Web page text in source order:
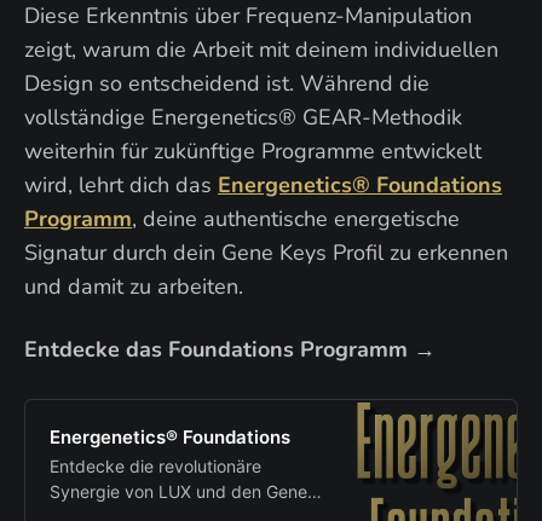
Diese Erkenntnis über Frequenz-Manipulation
zeigt, warum die Arbeit mit deinem individuellen
Design so entscheidend ist. Während die
vollständige Energenetics® GEAR-Methodik
weiterhin für zukünftige Programme entwickelt
wird, lehrt dich das Energenetics® Foundations
Programm, deine authentische energetische
Signatur durch dein Gene Keys Profil zu erkennen
und damit zu arbeiten.
Entdecke das Foundations Programm →
Energenetics® Foundations
Entdecke die revolutionäre
Synergie von LUX und den Gene